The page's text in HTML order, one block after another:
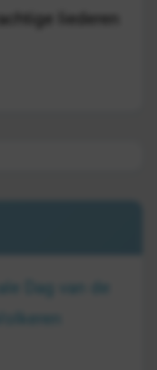
liederen
Dag van de